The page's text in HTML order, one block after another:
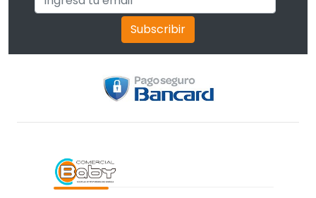
Subscribir